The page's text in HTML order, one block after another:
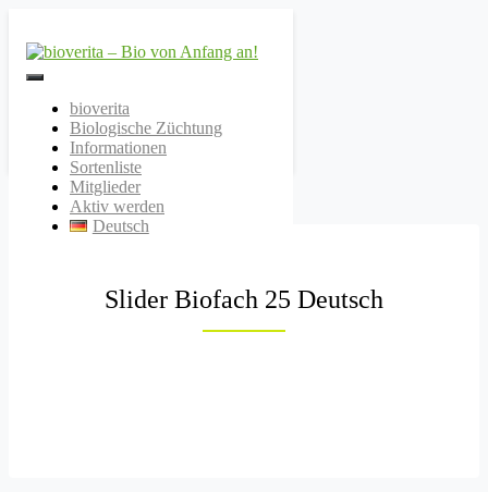
bioverita – Bio von
Anfang an!
Endprodukt
bioverita
Biologische Züchtung
Informationen
Sortenliste
Mitglieder
Aktiv werden
Deutsch
Slider Biofach 25 Deutsch